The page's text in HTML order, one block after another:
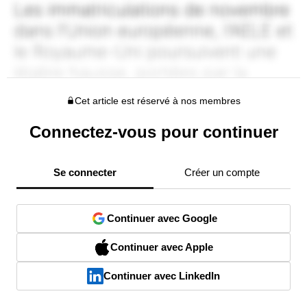
Cet article est réservé à nos membres
Connectez-vous pour continuer
Se connecter Créer un compte
Continuer avec Google
Continuer avec Apple
Continuer avec LinkedIn